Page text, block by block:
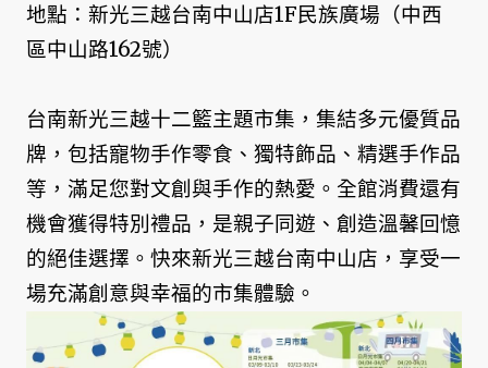
地點：新光三越台南中山店1F民族廣場（中西
區中山路162號）
台南新光三越十二籃主題市集，集結多元優質品
牌，包括寵物手作零食、獨特飾品、精選手作品
等，滿足您對文創與手作的熱愛。全館消費還有
機會獲得特別禮品，是親子同遊、創造溫馨回憶
的絕佳選擇。快來新光三越台南中山店，享受一
場充滿創意與幸福的市集體驗。